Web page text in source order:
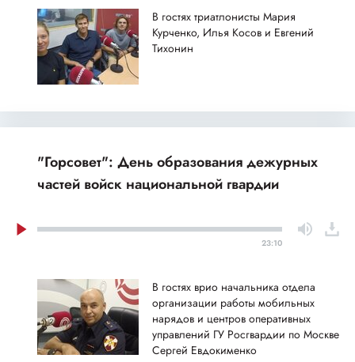
В гостях триатлонисты Мария
Курченко, Илья Косов и Евгений
Тихонин
"Горсовет": День образования дежурных
частей войск национальной гвардии
23:10
В гостях врио начальника отдела
организации работы мобильных
нарядов и центров оперативных
управлений ГУ Росгвардии по Москве
Сергей Евдокименко